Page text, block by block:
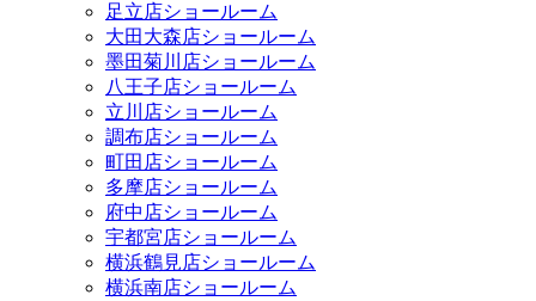
足立店ショールーム
大田大森店ショールーム
墨田菊川店ショールーム
八王子店ショールーム
立川店ショールーム
調布店ショールーム
町田店ショールーム
多摩店ショールーム
府中店ショールーム
宇都宮店ショールーム
横浜鶴見店ショールーム
横浜南店ショールーム